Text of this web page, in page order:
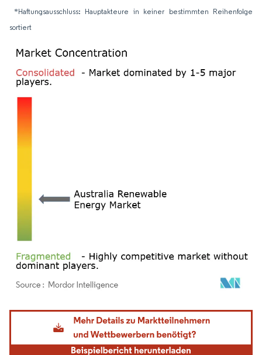
*Haftungsausschluss: Hauptakteure in keiner bestimmten Reihenfolge
sortiert
Bild © Mordor Intelligence. Wiederverwendung erfordert Namensnennung gemäß